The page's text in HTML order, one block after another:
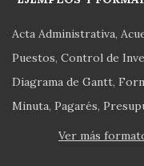
Acta Administrativa
Puestos Control de
Diagrama de Gantt
Minuta Pagarés
Ver más